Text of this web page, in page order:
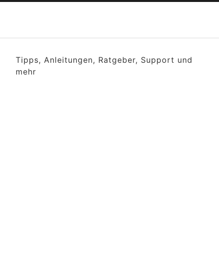
Tipps, Anleitungen, Ratgeber, Support und
mehr